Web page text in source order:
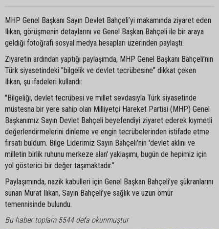
MHP Genel Başkanı Sayın Devlet Bahçeli’yi makamında ziyaret eden
Ilıkan, görüşmenin detaylarını ve Genel Başkan Bahçeli ile bir araya
geldiği fotoğrafı sosyal medya hesapları üzerinden paylaştı.
Ziyaretin ardından yaptığı paylaşımda, MHP Genel Başkanı Bahçeli’nin
Türk siyasetindeki "bilgelik ve devlet tecrübesine" dikkat çeken
Ilıkan, şu ifadeleri kullandı:
"Bilgeliği, devlet tecrübesi ve millet sevdasıyla Türk siyasetinde
müstesna bir yere sahip olan Milliyetçi Hareket Partisi (MHP) Genel
Başkanımız Sayın Devlet Bahçeli beyefendiyi ziyaret ederek kıymetli
değerlendirmelerini dinleme ve engin tecrübelerinden istifade etme
fırsatı buldum. Bilge Liderimiz Sayın Bahçeli’nin 'devlet aklını ve
milletin birlik ruhunu merkeze alan' yaklaşımı, bugün de hepimiz için
yol gösterici bir değer taşımaktadır."
Paylaşımında, nazik kabulleri için Genel Başkan Bahçeli’ye şükranlarını
sunan Murat Ilıkan, Sayın Bahçeli’ye sağlık ve uzun ömür
temennisinde bulundu.
Bu haber toplam 5544 defa okunmuştur